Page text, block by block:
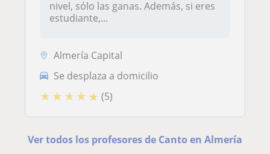
nivel, sólo las ganas. Además, si eres
estudiante,...
Almería Capital
Se desplaza a domicilio
★ ★ ★ ★ ★ (5)
Ver todos los profesores de Canto en Almería